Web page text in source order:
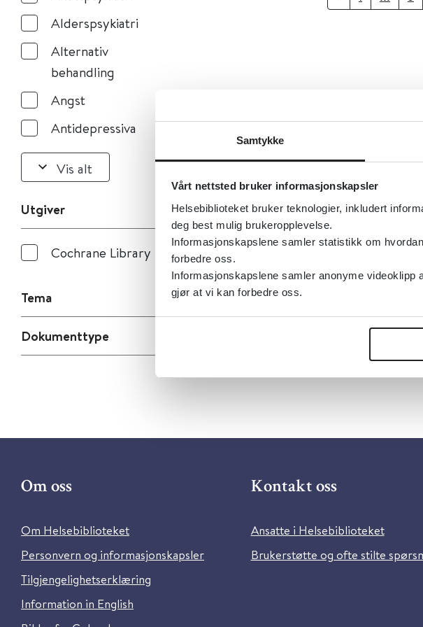
Samtykke
Vårt nettsted bruker informasjonskapsler
Helsebiblioteket bruker teknologier, inkludert
deg best mulig brukeropplevelse.
Informasjonskapslene samler statistikk om
forbedre oss.
Informasjonskapslene samler anonyme
gjør at vi kan forbedre oss.
Alderspsykiatri
Alternativ
behandling
Angst
Antidepressiva
Vis alt
Utgiver
Cochrane Library
Tema
Dokumenttype
Om oss
Om Helsebiblioteket
Personvern og informasjonskapsler
Tilgjengelighetserklæring
Information in English
Kontakt oss
Ansatte i Helsebiblioteket
Brukerstøtte og ofte stilte